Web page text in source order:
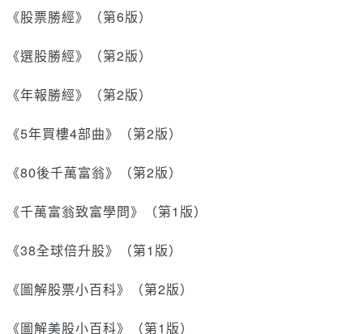
《股票勝經》（第6版）
《選股勝經》（第2版）
《年報勝經》（第2版）
《5年買樓4部曲》（第2版）
《80後千萬富翁》（第2版）
《千萬富翁致富學問》（第1版）
《38全球倍升股》（第1版）
《圖解股票小百科》（第2版）
《圖解美股小百科》（第1版）